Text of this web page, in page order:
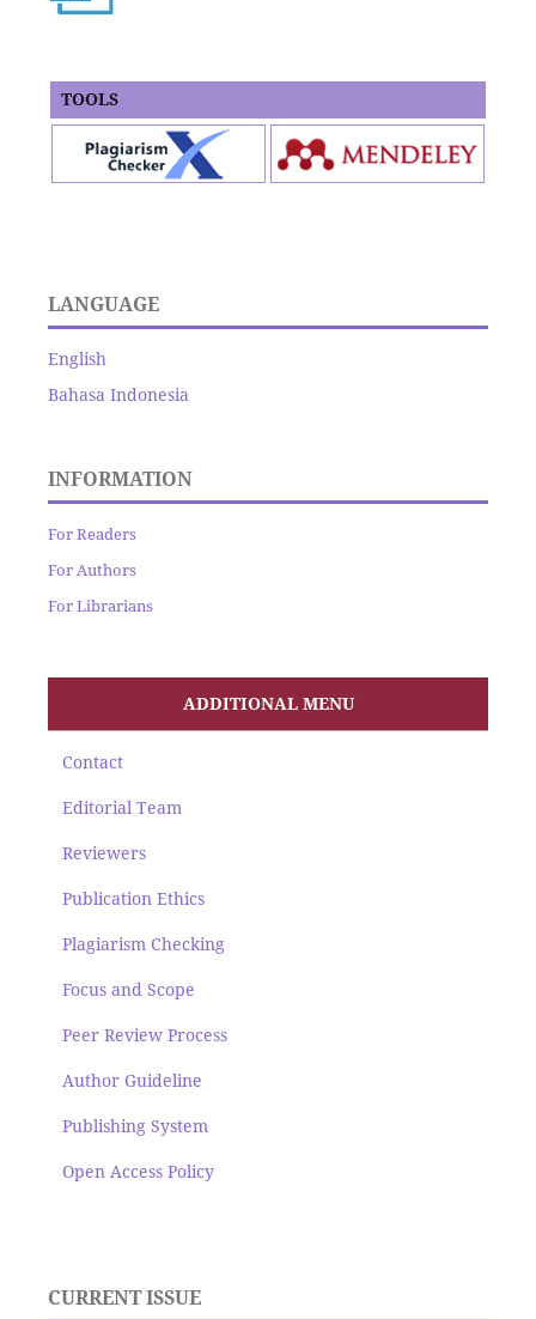
TOOLS
LANGUAGE
English
Bahasa Indonesia
INFORMATION
For Readers
For Authors
For Librarians
ADDITIONAL MENU
Contact
Editorial Team
Reviewers
Publication Ethics
Plagiarism Checking
Focus and Scope
Peer Review Process
Author Guideline
Publishing System
Open Access Policy
CURRENT ISSUE